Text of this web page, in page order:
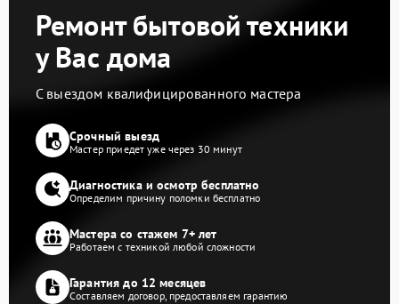
Ремонт бытовой техники
у Вас дома
С выездом квалифицированного мастера
Срочный выезд
Мастер приедет уже через 30 минут
Диагностика и осмотр бесплатно
Определим причину поломки бесплатно
Мастера со стажем 7+ лет
Работаем с техникой любой сложности
Гарантия до 12 месяцев
Составляем договор, предоставляем гарантию